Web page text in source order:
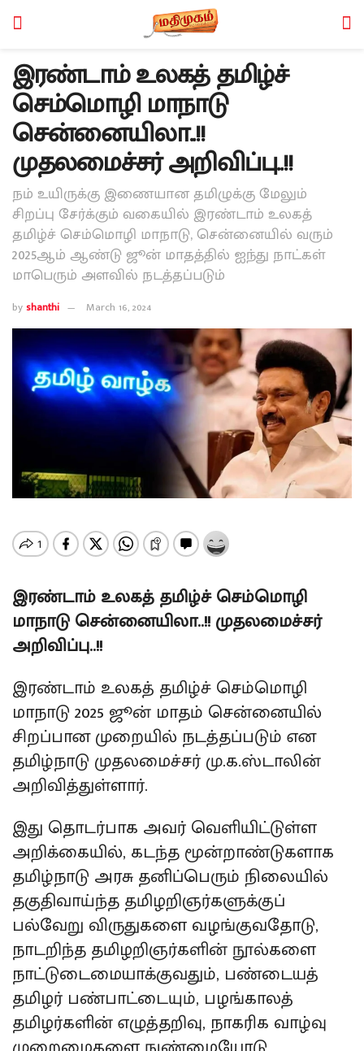
இரண்டாம் உலகத் தமிழ்ச்
செம்மொழி மாநாடு
சென்னையிலா..!!
முதலமைச்சர் அறிவிப்பு..!!
நம் உயிருக்கு இணையான தமிழுக்கு மேலும்
சிறப்பு சேர்க்கும் வகையில் இரண்டாம் உலகத்
தமிழ்ச் செம்மொழி மாநாடு, சென்னையில் வரும்
2025ஆம் ஆண்டு ஜூன் மாதத்தில் ஐந்து நாட்கள்
மாபெரும் அளவில் நடத்தப்படும்
byshanthi March 16, 2024
இரண்டாம் உலகத் தமிழ்ச் செம்மொழி
மாநாடு சென்னையிலா..!! முதலமைச்சர்
அறிவிப்பு..!!
இரண்டாம் உலகத் தமிழ்ச் செம்மொழி
மாநாடு 2025 ஜூன் மாதம் சென்னையில்
சிறப்பான முறையில் நடத்தப்படும் என
தமிழ்நாடு முதலமைச்சர் மு.க.ஸ்டாலின்
அறிவித்துள்ளார்.
இது தொடர்பாக அவர் வெளியிட்டுள்ள
அறிக்கையில், கடந்த மூன்றாண்டுகளாக
தமிழ்நாடு அரசு தனிப்பெரும் நிலையில்
தகுதிவாய்ந்த தமிழறிஞர்களுக்குப்
பல்வேறு விருதுகளை வழங்குவதோடு,
நாடறிந்த தமிழறிஞர்களின் நூல்களை
நாட்டுடைமையாக்குவதும், பண்டையத்
தமிழர் பண்பாட்டையும், பழங்காலத்
தமிழர்களின் எழுத்தறிவு, நாகரிக வாழ்வு